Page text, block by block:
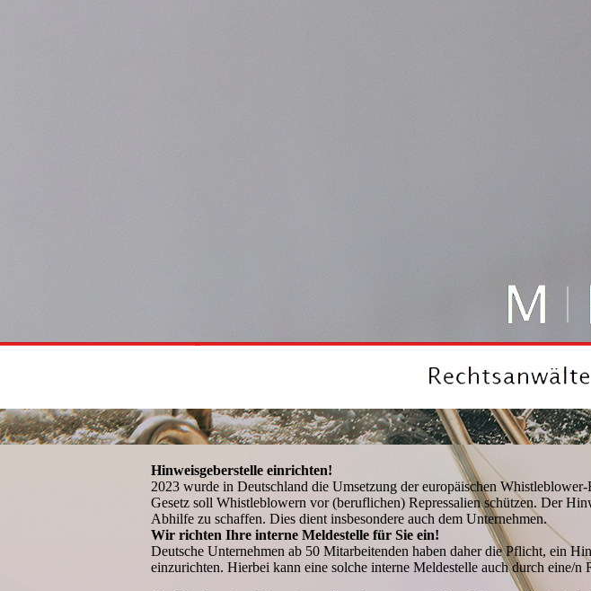
Hinweisgeberstelle einrichten!
2023 wurde in Deutschland die Umsetzung der europäischen
Gesetz soll Whistleblowern vor (beruflichen) Repressalien schützen. Der
Abhilfe zu schaffen. Dies dient insbesondere auch dem Unternehmen.
Wir richten Ihre interne Meldestelle für Sie ein!
Deutsche Unternehmen ab 50 Mitarbeitenden haben daher die Pflicht, ein
einzurichten. Hierbei kann eine solche interne Meldestelle auch durch eine/